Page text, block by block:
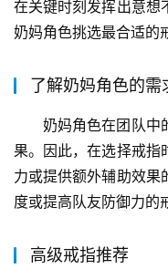
在关键时刻发挥出意想
奶妈角色挑选最合适的
了解奶妈角色的需
奶妈角色在团队中
果。因此，在选择戒指
力或提供额外辅助效果
度或提高队友防御力的
高级戒指推荐